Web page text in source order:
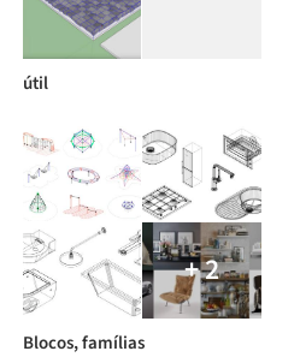
útil
+ 2
Blocos, famílias